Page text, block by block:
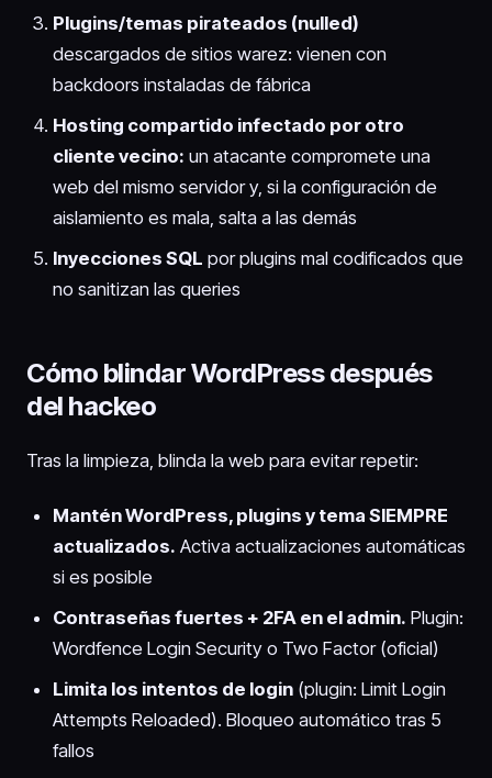
Plugins/temas pirateados (nulled)
descargados de sitios warez: vienen con
backdoors instaladas de fábrica
Hosting compartido infectado por otro
cliente vecino: un atacante compromete una
web del mismo servidor y, si la configuración de
aislamiento es mala, salta a las demás
Inyecciones SQL por plugins mal codificados que
no sanitizan las queries
Cómo blindar WordPress después
del hackeo
Tras la limpieza, blinda la web para evitar repetir:
Mantén WordPress, plugins y tema SIEMPRE
actualizados. Activa actualizaciones automáticas
si es posible
Contraseñas fuertes + 2FA en el admin. Plugin:
Wordfence Login Security o Two Factor (oficial)
Limita los intentos de login (plugin: Limit Login
Attempts Reloaded). Bloqueo automático tras 5
fallos